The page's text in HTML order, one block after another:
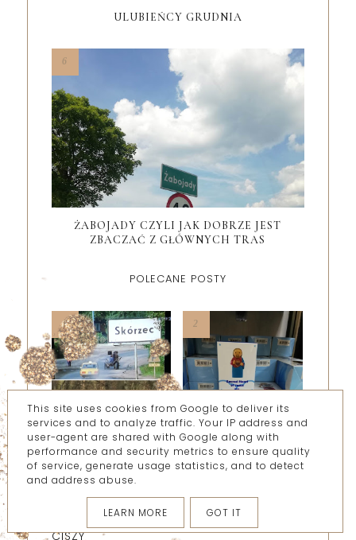
ULUBIEŃCY GRUDNIA
ŻABOJADY CZYLI JAK DOBRZE JEST
ZBACZAĆ Z GŁÓWNYCH TRAS
POLECANE POSTY
GDZIE MIESZKAŁ
JAN OBORNIAK :
SKÓRZEC -
ŚLADAMI MISTRZA.
ZMIENNICY KRZYK
CISZY
RZYM - ŚWIĄTKI
CZYLI TOUR PO
(GŁÓWNIE).
FOTORELACJA
This site uses cookies from Google to deliver its
services and to analyze traffic. Your IP address and
user-agent are shared with Google along with
performance and security metrics to ensure quality
of service, generate usage statistics, and to detect
and address abuse.
LEARN MORE GOT IT